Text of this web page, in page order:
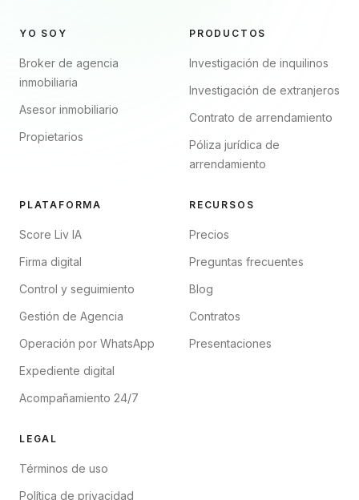
YO SOY
Broker de agencia
inmobiliaria
Asesor inmobiliario
Propietarios
PRODUCTOS
Investigación de inquilinos
Investigación de extranjeros
Contrato de arrendamiento
Póliza jurídica de
arrendamiento
PLATAFORMA
Score Liv IA
Firma digital
Control y seguimiento
Gestión de Agencia
Operación por WhatsApp
Expediente digital
Acompañamiento 24/7
RECURSOS
Precios
Preguntas frecuentes
Blog
Contratos
Presentaciones
LEGAL
Términos de uso
Política de privacidad